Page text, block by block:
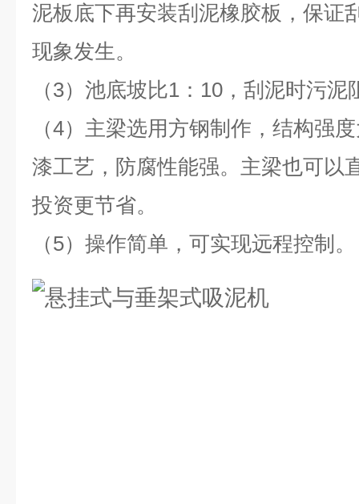
泥板底下再安装刮泥橡胶板，保证
现象发生。
（3）池底坡比1：10，刮泥时污
（4）主梁选用方钢制作，结构强
漆工艺，防腐性能强。主梁也可以
投资更节省。
（5）操作简单，可实现远程控制。